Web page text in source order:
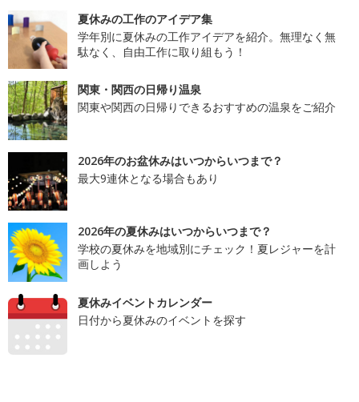
夏休みの工作のアイデア集
学年別に夏休みの工作アイデアを紹介。無理なく無
駄なく、自由工作に取り組もう！
関東・関西の日帰り温泉
関東や関西の日帰りできるおすすめの温泉をご紹介
2026年のお盆休みはいつからいつまで？
最大9連休となる場合もあり
2026年の夏休みはいつからいつまで？
学校の夏休みを地域別にチェック！夏レジャーを計
画しよう
夏休みイベントカレンダー
日付から夏休みのイベントを探す